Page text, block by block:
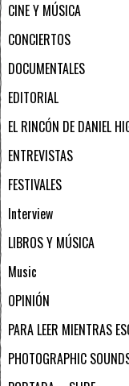
CINE Y MÚSICA
CONCIERTOS
DOCUMENTALES
EDITORIAL
EL RINCÓN DE DANIEL
ENTREVISTAS
FESTIVALES
Interview
LIBROS Y MÚSICA
Music
OPINIÓN
PARA LEER MIENTRAS
PHOTOGRAPHIC